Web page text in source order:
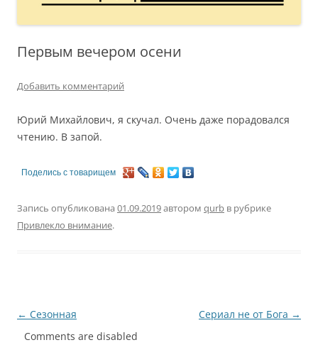
Первым вечером осени
Добавить комментарий
Юрий Михайлович, я скучал. Очень даже порадовался
чтению. В запой.
Поделись с товарищем
Запись опубликована 01.09.2019автором qurb в рубрике
Привлекло внимание.
Навигация
по
← Сезонная Сериал не от Бога →
Comments are disabled